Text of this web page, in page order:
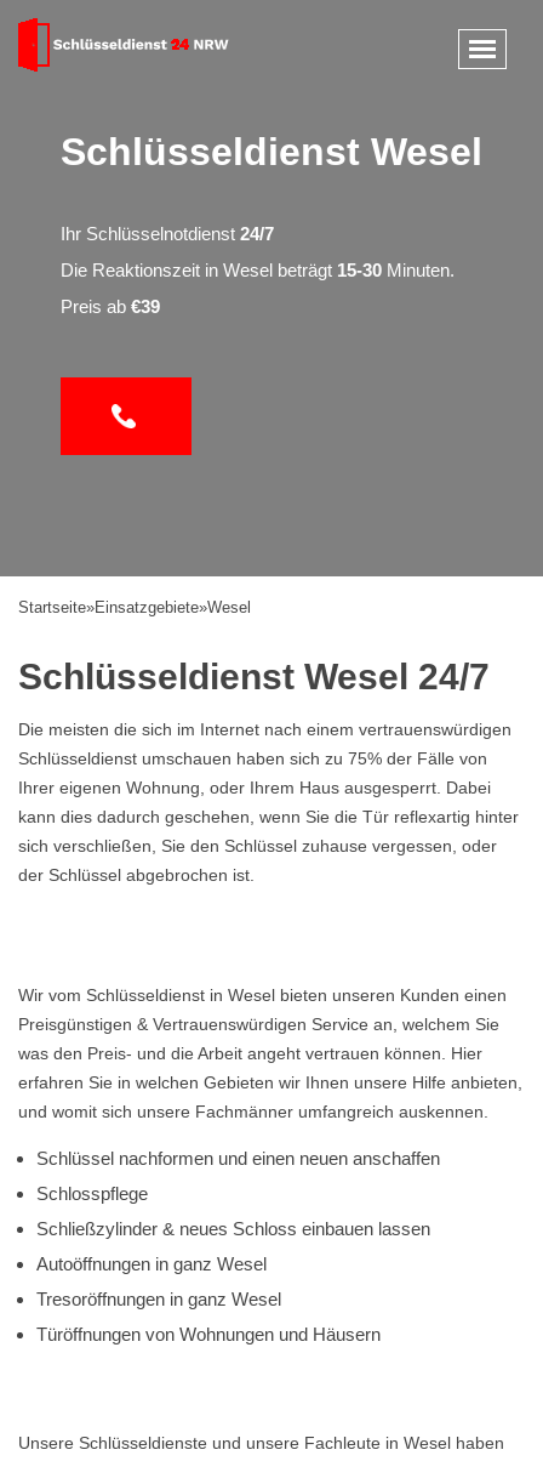
Schlüsseldienst Wesel
Ihr Schlüsselnotdienst 24/7
Die Reaktionszeit in Wesel beträgt 15-30 Minuten.
Preis ab €39
Startseite»Einsatzgebiete»Wesel
Schlüsseldienst Wesel 24/7
Die meisten die sich im Internet nach einem vertrauenswürdigen
Schlüsseldienst umschauen haben sich zu 75% der Fälle von
Ihrer eigenen Wohnung, oder Ihrem Haus ausgesperrt. Dabei
kann dies dadurch geschehen, wenn Sie die Tür reflexartig hinter
sich verschließen, Sie den Schlüssel zuhause vergessen, oder
der Schlüssel abgebrochen ist.
Wir vom Schlüsseldienst in Wesel bieten unseren Kunden einen
Preisgünstigen & Vertrauenswürdigen Service an, welchem Sie
was den Preis- und die Arbeit angeht vertrauen können. Hier
erfahren Sie in welchen Gebieten wir Ihnen unsere Hilfe anbieten,
und womit sich unsere Fachmänner umfangreich auskennen.
Schlüssel nachformen und einen neuen anschaffen
Schlosspflege
Schließzylinder & neues Schloss einbauen lassen
Autoöffnungen in ganz Wesel
Tresoröffnungen in ganz Wesel
Türöffnungen von Wohnungen und Häusern
Unsere Schlüsseldienste und unsere Fachleute in Wesel haben